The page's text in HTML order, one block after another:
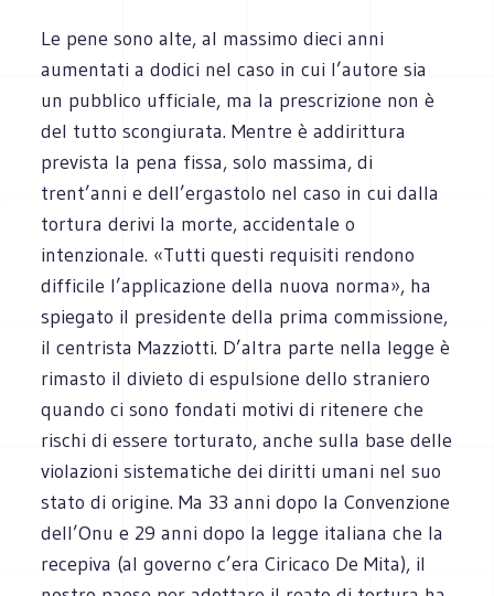
Le pene sono alte, al massimo dieci anni
aumentati a dodici nel caso in cui l’autore sia
un pubblico ufficiale, ma la prescrizione non è
del tutto scongiurata. Mentre è addirittura
prevista la pena fissa, solo massima, di
trent’anni e dell’ergastolo nel caso in cui dalla
tortura derivi la morte, accidentale o
intenzionale. «Tutti questi requisiti rendono
difficile l’applicazione della nuova norma», ha
spiegato il presidente della prima commissione,
il centrista Mazziotti. D’altra parte nella legge è
rimasto il divieto di espulsione dello straniero
quando ci sono fondati motivi di ritenere che
rischi di essere torturato, anche sulla base delle
violazioni sistematiche dei diritti umani nel suo
stato di origine. Ma 33 anni dopo la Convenzione
dell’Onu e 29 anni dopo la legge italiana che la
recepiva (al governo c’era Ciricaco De Mita), il